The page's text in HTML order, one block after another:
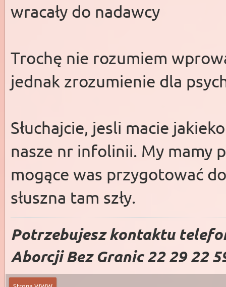
wracały do nadawcy
Trochę nie rozumiem
jednak zrozumienie dla
Słuchajcie, jesli macie
nasze nr infolinii. My mamy
mogące was przygotować
słuszna tam szły.
Potrzebujesz kontaktu
Aborcji Bez Granic 22 29 22